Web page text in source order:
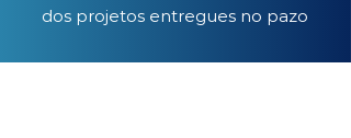
dos projetos entregues no pazo